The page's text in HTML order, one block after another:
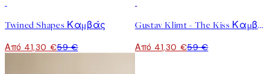
Twined Shapes Καμβάς
Από 41,30 €59 €
Gustav Klimt - The Kiss Καμβάς
Από 41,30 €59 €